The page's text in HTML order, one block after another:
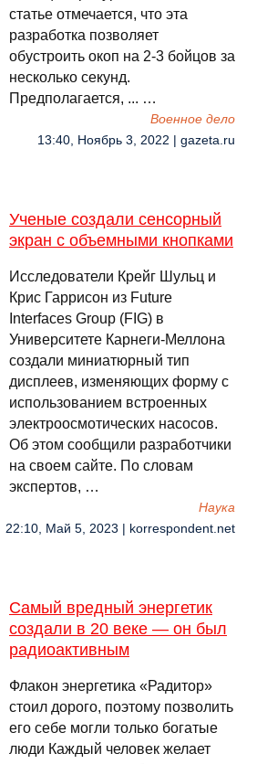
статье отмечается, что эта
разработка позволяет
обустроить окоп на 2-3 бойцов за
несколько секунд.
Предполагается, ... …
Военное дело
13:40, Ноябрь 3, 2022 | gazeta.ru
Ученые создали сенсорный
экран с объемными кнопками
Исследователи Крейг Шульц и
Крис Гаррисон из Future
Interfaces Group (FIG) в
Университете Карнеги-Меллона
создали миниатюрный тип
дисплеев, изменяющих форму с
использованием встроенных
электроосмотических насосов.
Об этом сообщили разработчики
на своем сайте. По словам
экспертов, …
Наука
22:10, Май 5, 2023 | korrespondent.net
Самый вредный энергетик
создали в 20 веке — он был
радиоактивным
Флакон энергетика «Радитор»
стоил дорого, поэтому позволить
его себе могли только богатые
люди Каждый человек желает